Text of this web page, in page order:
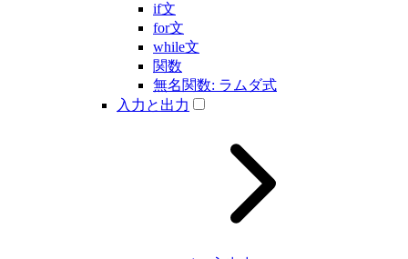
if文
for文
while文
関数
無名関数: ラムダ式
入力と出力